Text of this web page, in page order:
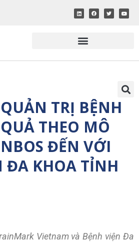
TRỊ BỆNH
THEO MÔ
ĐẾN VỚI
ĐA KHOA TỈNH
Vietnam và Bệnh viện Đa